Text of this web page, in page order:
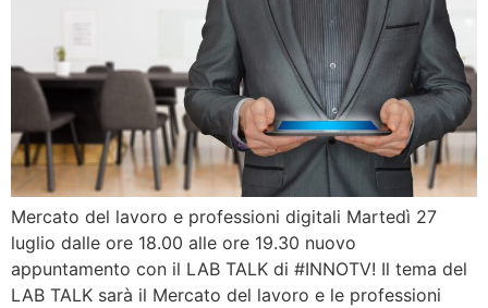
Mercato del lavoro e professioni digitali Martedì 27
luglio dalle ore 18.00 alle ore 19.30 nuovo
appuntamento con il LAB TALK di #INNOTV! Il tema del
LAB TALK sarà il Mercato del lavoro e le professioni